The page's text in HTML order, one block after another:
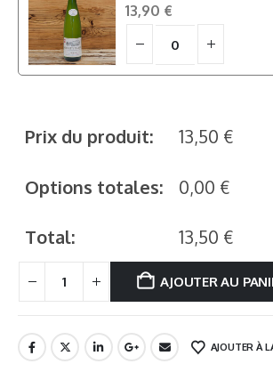
13,90 €
Prix du produit: 13,50 €
Options totales: 0,00 €
Total: 13,50 €
AJOUTER AU
AJOUTER À